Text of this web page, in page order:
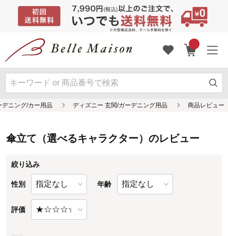
傘立て（選べるキャラクター）のレビュー
絞り込み
性別 年齢
評価